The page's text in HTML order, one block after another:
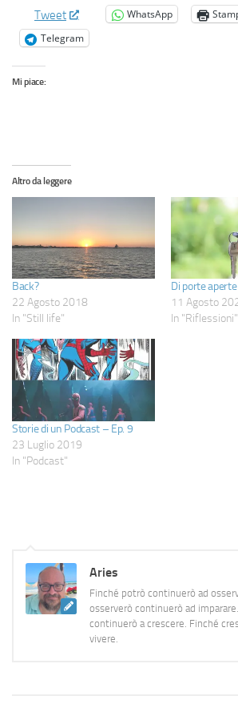
Tweet WhatsApp
Telegram
Mi piace:
Altro da leggere
Back?
22 Agosto 2018
In "Still life"
Di porte
11 Agosto
In "Riflessioni"
Storie di un Podcast – Ep. 9
23 Luglio 2019
In "Podcast"
Aries
Finché potrò continuerò ad
osserverò continuerò ad
continuerò a crescere. Finché
vivere.